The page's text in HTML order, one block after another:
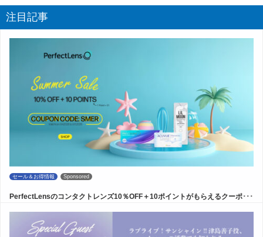
注目記事
セール＆お得情報 Sponsored
PerfectLensのコンタクトレンズ10％OFF＋10ポイントがもらえるクーポ･･･